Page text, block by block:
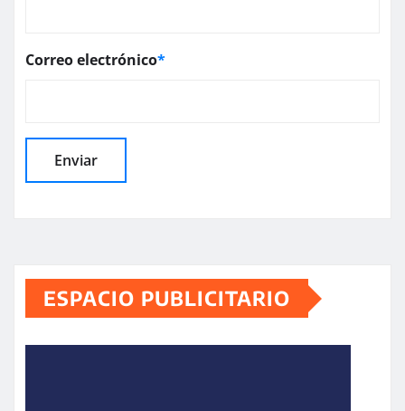
Correo electrónico*
ESPACIO PUBLICITARIO